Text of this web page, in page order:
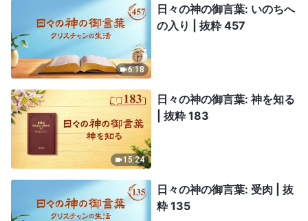
6:18
日々の神の御言葉: いのちへ
の入り | 抜粋 457
15:24
日々の神の御言葉: 神を知る
| 抜粋 183
日々の神の御言葉: 受肉 | 抜
粋 135